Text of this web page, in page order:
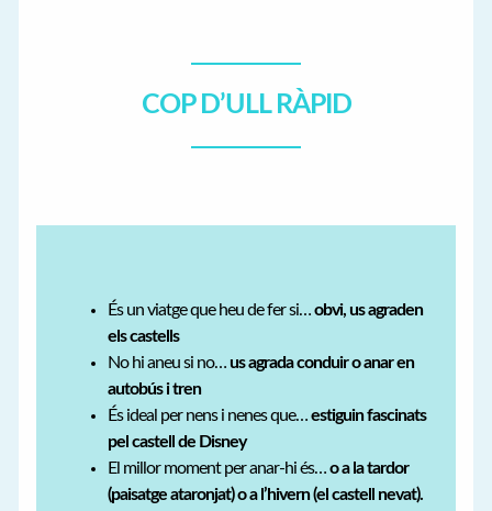
COP D’ULL RÀPID
És un viatge que heu de fer si…obvi, us agraden
els castells
No hi aneu si no…us agrada conduir o anar en
autobús i tren
És ideal per nens i nenes que…estiguin fascinats
pel castell de Disney
El millor moment per anar-hi és…o a la tardor
(paisatge ataronjat) o a l’hivern (el castell nevat).